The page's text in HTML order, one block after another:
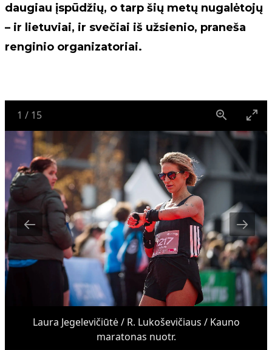
daugiau įspūdžių, o tarp šių metų nugalėtojų
– ir lietuviai, ir svečiai iš užsienio, praneša
renginio organizatoriai.
1 / 15
Laura Jegelevičiūtė / R. Lukoševičiaus / Kauno
maratonas nuotr.